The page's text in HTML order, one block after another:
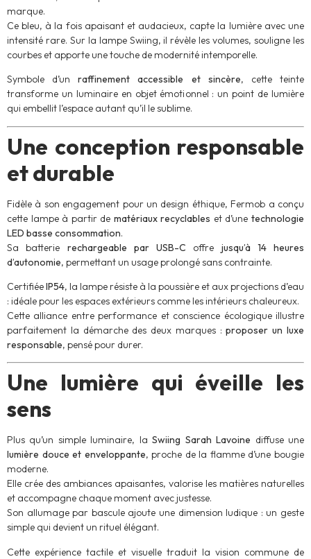
marque.
Ce bleu, à la fois apaisant et audacieux, capte la lumière avec une
intensité rare. Sur la lampe Swiing, il révèle les volumes, souligne les
courbes et apporte une touche de modernité intemporelle.
Symbole d’unraffinement accessible et sincère, cette teinte
transforme un luminaire en objet émotionnel : un point de lumière
qui embellit l’espace autant qu’il le sublime.
Une conception responsable
et durable
Fidèle à son engagement pour un design éthique, Fermob a conçu
cette lampe à partir de matériaux recyclables et d’unetechnologie
LED basse consommation.
Sa batterie rechargeable par USB-C offre jusqu’à 14 heures
d’autonomie, permettant un usage prolongé sans contrainte.
CertifiéeIP54, la lampe résiste à la poussière et aux projections d’eau
: idéale pour les espaces extérieurs comme les intérieurs chaleureux.
Cette alliance entre performance et conscience écologique illustre
parfaitement la démarche des deux marques :proposer un luxe
responsable, pensé pour durer.
Une lumière qui éveille les
sens
Plus qu’un simple luminaire, laSwiing Sarah Lavoine diffuse une
lumière douce et enveloppante, proche de la flamme d’une bougie
moderne.
Elle crée des ambiances apaisantes, valorise les matières naturelles
et accompagne chaque moment avec justesse.
Son allumage par bascule ajoute une dimension ludique : un geste
simple qui devient un rituel élégant.
Cette expérience tactile et visuelle traduit la vision commune de